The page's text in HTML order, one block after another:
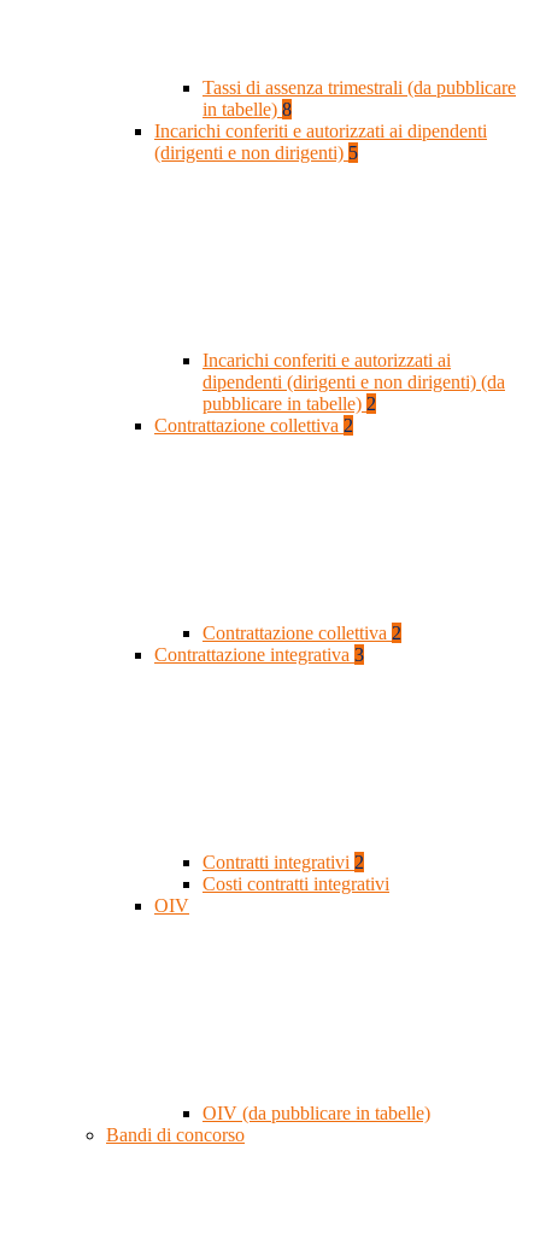
Tassi di assenza trimestrali (da pubblicare
in tabelle) 8
Incarichi conferiti e autorizzati ai dipendenti
(dirigenti e non dirigenti) 5
Incarichi conferiti e autorizzati ai
dipendenti (dirigenti e non dirigenti) (da
pubblicare in tabelle) 2
Contrattazione collettiva 2
Contrattazione collettiva 2
Contrattazione integrativa 3
Contratti integrativi 2
Costi contratti integrativi
OIV
OIV (da pubblicare in tabelle)
Bandi di concorso